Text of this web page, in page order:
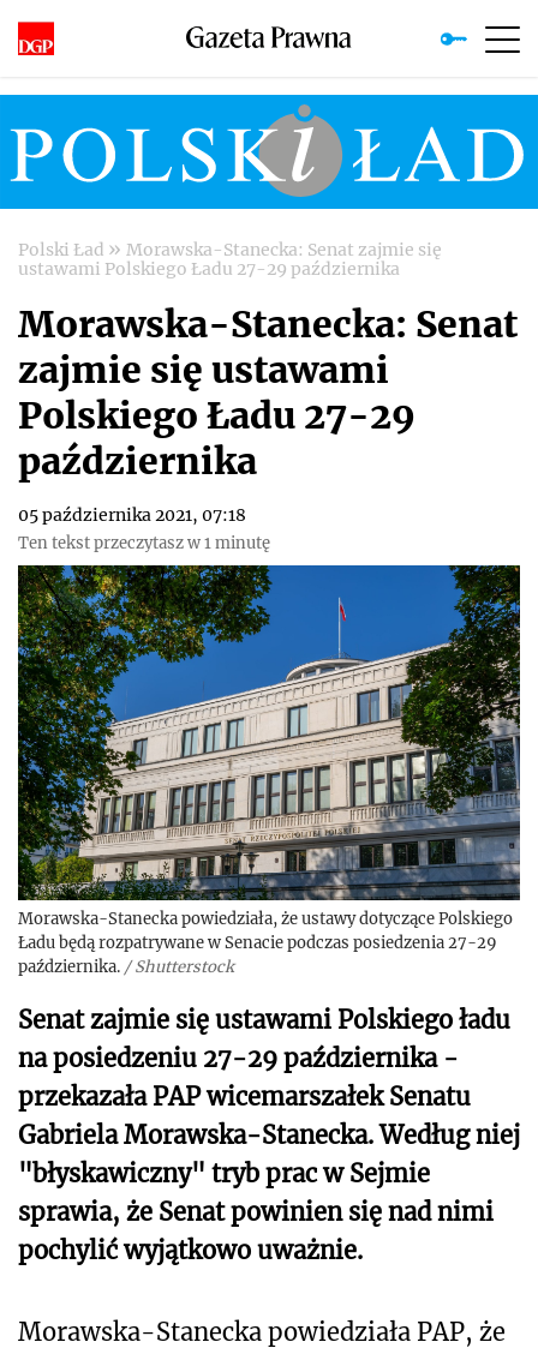
Polski Ład » Morawska-Stanecka: Senat zajmie się
ustawami Polskiego Ładu 27-29 października
Morawska-Stanecka: Senat
zajmie się ustawami
Polskiego Ładu 27-29
października
05 października 2021, 07:18
Ten tekst przeczytasz w 1 minutę
Morawska-Stanecka powiedziała, że ustawy dotyczące Polskiego
Ładu będą rozpatrywane w Senacie podczas posiedzenia 27-29
października. / Shutterstock
Senat zajmie się ustawami Polskiego ładu
na posiedzeniu 27-29 października -
przekazała PAP wicemarszałek Senatu
Gabriela Morawska-Stanecka. Według niej
"błyskawiczny" tryb prac w Sejmie
sprawia, że Senat powinien się nad nimi
pochylić wyjątkowo uważnie.
Morawska-Stanecka powiedziała PAP, że